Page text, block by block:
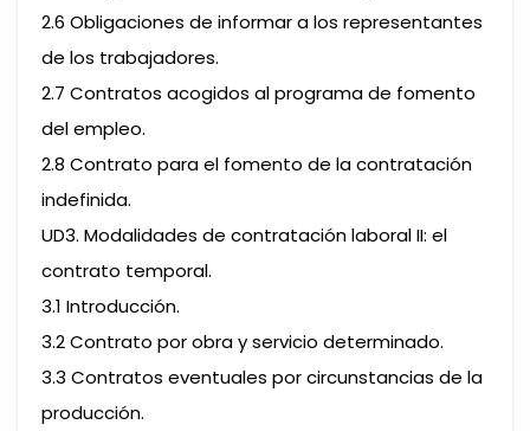
2.6 Obligaciones de informar a los representantes
de los trabajadores.
2.7 Contratos acogidos al programa de fomento
del empleo.
2.8 Contrato para el fomento de la contratación
indefinida.
UD3. Modalidades de contratación laboral II: el
contrato temporal.
3.1 Introducción.
3.2 Contrato por obra y servicio determinado.
3.3 Contratos eventuales por circunstancias de la
producción.